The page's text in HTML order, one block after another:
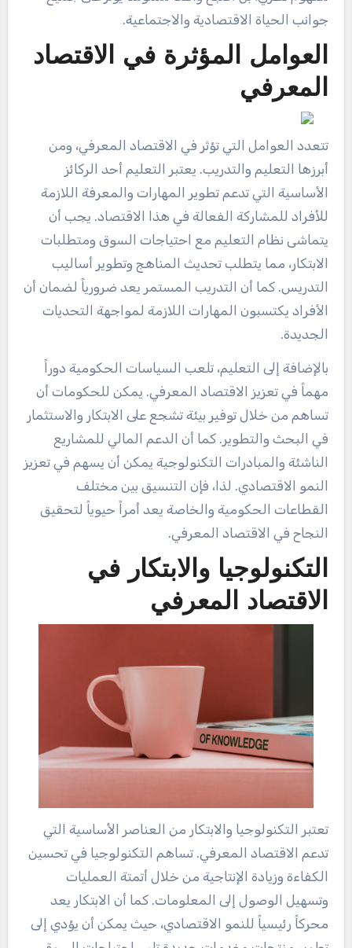
جوانب الحياة الاقتصادية والاجتماعية.
العوامل المؤثرة في الاقتصاد
المعرفي
تتعدد العوامل التي تؤثر في الاقتصاد المعرفي، ومن
أبرزها التعليم والتدريب. يعتبر التعليم أحد الركائز
الأساسية التي تدعم تطوير المهارات والمعرفة اللازمة
للأفراد للمشاركة الفعالة في هذا الاقتصاد. يجب أن
يتماشى نظام التعليم مع احتياجات السوق ومتطلبات
الابتكار، مما يتطلب تحديث المناهج وتطوير أساليب
التدريس. كما أن التدريب المستمر يعد ضرورياً لضمان أن
الأفراد يكتسبون المهارات اللازمة لمواجهة التحديات
الجديدة.
بالإضافة إلى التعليم، تلعب السياسات الحكومية دوراً
مهماً في تعزيز الاقتصاد المعرفي. يمكن للحكومات أن
تساهم من خلال توفير بيئة تشجع على الابتكار والاستثمار
في البحث والتطوير. كما أن الدعم المالي للمشاريع
الناشئة والمبادرات التكنولوجية يمكن أن يسهم في تعزيز
النمو الاقتصادي. لذا، فإن التنسيق بين مختلف
القطاعات الحكومية والخاصة يعد أمراً حيوياً لتحقيق
النجاح في الاقتصاد المعرفي.
التكنولوجيا والابتكار في
الاقتصاد المعرفي
تعتبر التكنولوجيا والابتكار من العناصر الأساسية التي
تدعم الاقتصاد المعرفي. تساهم التكنولوجيا في تحسين
الكفاءة وزيادة الإنتاجية من خلال أتمتة العمليات
وتسهيل الوصول إلى المعلومات. كما أن الابتكار يعد
محركاً رئيسياً للنمو الاقتصادي، حيث يمكن أن يؤدي إلى